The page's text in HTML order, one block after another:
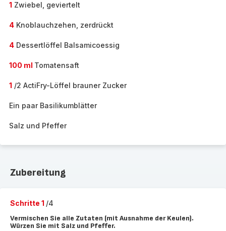
1 Zwiebel, geviertelt
4 Knoblauchzehen, zerdrückt
4 Dessertlöffel Balsamicoessig
100 ml Tomatensaft
1 /2 ActiFry-Löffel brauner Zucker
Ein paar Basilikumblätter
Salz und Pfeffer
Zubereitung
Schritte 1 /4
Vermischen Sie alle Zutaten (mit Ausnahme der Keulen).
Würzen Sie mit Salz und Pfeffer.